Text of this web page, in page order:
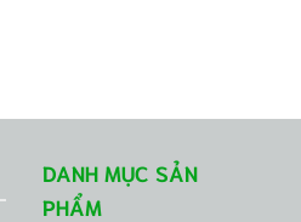
DANH MỤC SẢN
PHẨM